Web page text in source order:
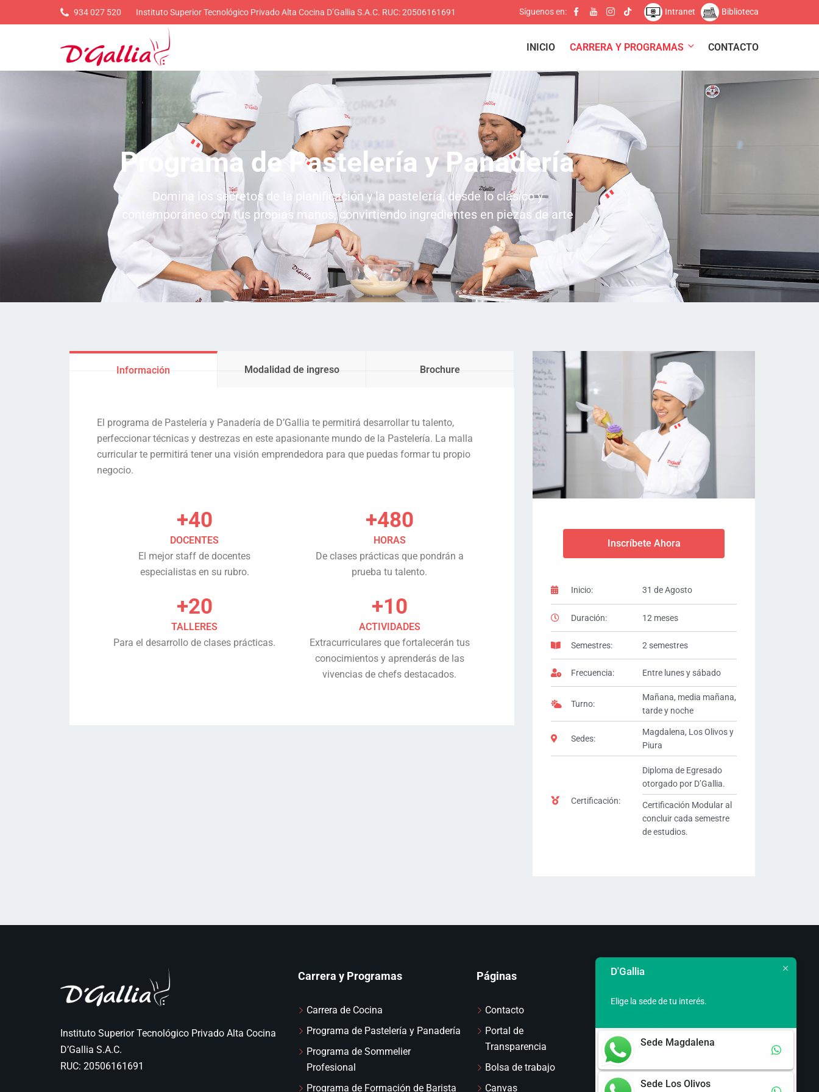
934 027 520 Instituto Superior Tecnológico Privado Alta Cocina D’Gallia S.A.C. RUC: 20506161691 Síguenos en: Intranet Biblioteca
INICIO CARRERA Y PROGRAMAS CONTACTO
Programa de Pastelería y Panadería
Domina los secretos de la planificación y la pastelería, desde lo clásico y
contemporáneo con tus propias manos, convirtiendo ingredientes en piezas de arte
Información Modalidad de ingreso Brochure
El programa de Pastelería y Panadería de D’Gallia te permitirá desarrollar tu talento,
perfeccionar técnicas y destrezas en este apasionante mundo de la Pastelería. La malla
curricular te permitirá tener una visión emprendedora para que puedas formar tu propio
negocio.
+40
DOCENTES
El mejor staff de docentes
especialistas en su rubro.
+480
HORAS
De clases prácticas que pondrán a
prueba tu talento.
+20
TALLERES
Para el desarrollo de clases prácticas.
+10
ACTIVIDADES
Extracurriculares que fortalecerán tus
conocimientos y aprenderás de las
vivencias de chefs destacados.
Inscríbete Ahora
Inicio: 31 de Agosto
Duración: 12 meses
Semestres: 2 semestres
Frecuencia: Entre lunes y sábado
Turno:
Mañana, media mañana,
tarde y noche
Sedes:
Magdalena, Los Olivos y
Piura
Certificación:
Diploma de Egresado
otorgado por D’Gallia.
Certificación Modular al
concluir cada semestre
de estudios.
Instituto Superior Tecnológico Privado Alta Cocina
D’Gallia S.A.C.
RUC: 20506161691
Carrera y Programas
Carrera de Cocina
Programa de Pastelería y Panadería
Programa de Sommelier
Profesional
Programa de Formación de Barista
Páginas
Contacto
Portal de
Transparencia
Bolsa de trabajo
Canvas
Sedes
Sede Magdalena
Sede Los Olivos
Av. Central 333
D'Gallia
Elige la sede de tu interés.
Sede Magdalena
Sede Los Olivos